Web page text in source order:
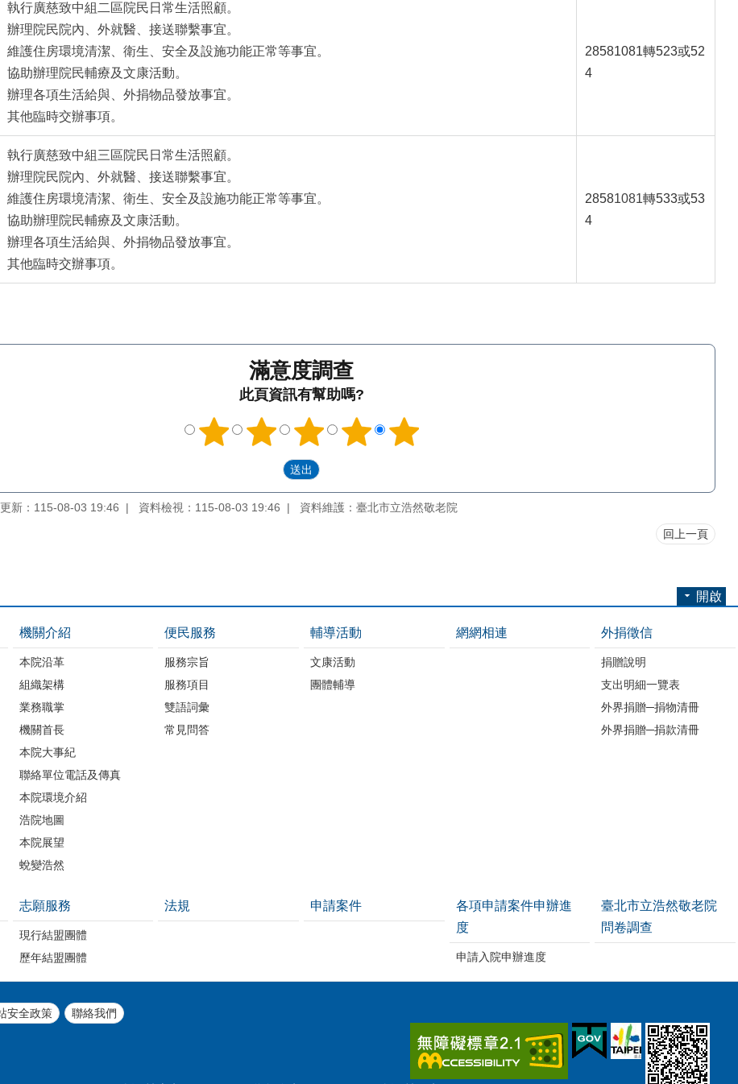
執行廣慈致中組二區院民日常生活照顧。
辦理院民院內、外就醫、接送聯繫事宜。
維護住房環境清潔、衛生、安全及設施功能正常等事宜。
協助辦理院民輔療及文康活動。
辦理各項生活給與、外捐物品發放事宜。
其他臨時交辦事項。
28581081轉523或52
4
執行廣慈致中組三區院民日常生活照顧。
辦理院民院內、外就醫、接送聯繫事宜。
維護住房環境清潔、衛生、安全及設施功能正常等事宜。
協助辦理院民輔療及文康活動。
辦理各項生活給與、外捐物品發放事宜。
其他臨時交辦事項。
28581081轉533或53
4
滿意度調查
此頁資訊有幫助嗎?
新：115-08-03 19:46 資料檢視：115-08-03 19:46 資料維護：臺北市立浩然敬老院
回上一頁
開啟
機關介紹
本院沿革
組織架構
業務職掌
機關首長
本院大事紀
聯絡單位電話及傳真
本院環境介紹
浩院地圖
本院展望
蛻變浩然
便民服務
服務宗旨
服務項目
雙語詞彙
常見問答
輔導活動
文康活動
團體輔導
網網相連 外捐徵信
捐贈說明
支出明細一覽表
外界捐贈─捐物清冊
外界捐贈─捐款清冊
志願服務
現行結盟團體
歷年結盟團體
法規 申請案件
各項申請案件申辦進
度
申請入院申辦進度
臺北市立浩然敬老院
問卷調查
安全政策 聯絡我們